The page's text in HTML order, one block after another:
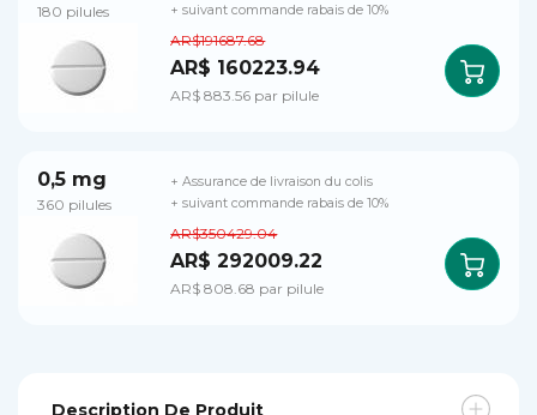
180 pilules
AR$191687.68
AR$ 160223.94
AR$ 883.56 par pilule
+ suivant commande rabais de 10%
0,5 mg
360 pilules
AR$350429.04
AR$ 292009.22
AR$ 808.68 par pilule
+ Assurance de livraison du colis
+ suivant commande rabais de 10%
Description De Produit